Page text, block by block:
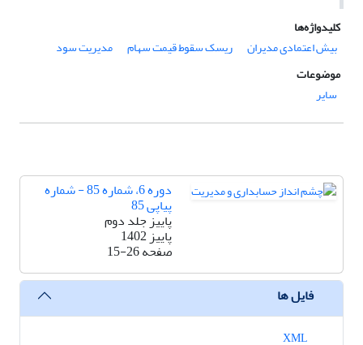
کلیدواژه‌ها
بیش اعتمادی مدیران
ریسک سقوط قیمت سهام
مدیریت سود
موضوعات
سایر
دوره 6، شماره 85 - شماره
پیاپی 85
پاییز جلد دوم
پاییز 1402
صفحه15-26
فایل ها